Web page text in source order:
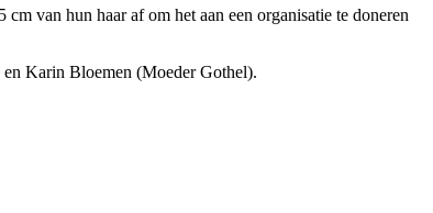
van hun haar af om het aan een organisatie te doneren
Karin Bloemen (Moeder Gothel).